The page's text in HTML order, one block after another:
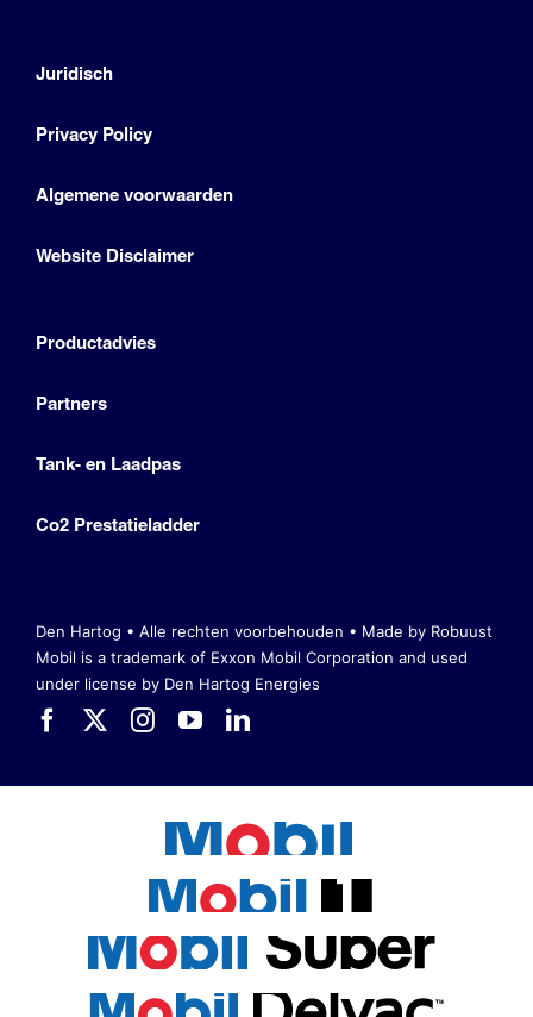
Juridisch
Privacy Policy
Algemene voorwaarden
Website Disclaimer
Productadvies
Partners
Tank- en Laadpas
Co2 Prestatieladder
Den Hartog • Alle rechten voorbehouden • Made by Robuust
Mobil is a trademark of Exxon Mobil Corporation and used
under license by Den Hartog Energies